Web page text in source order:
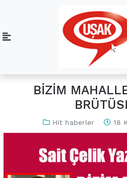
BİZİM
Hit haberler 18